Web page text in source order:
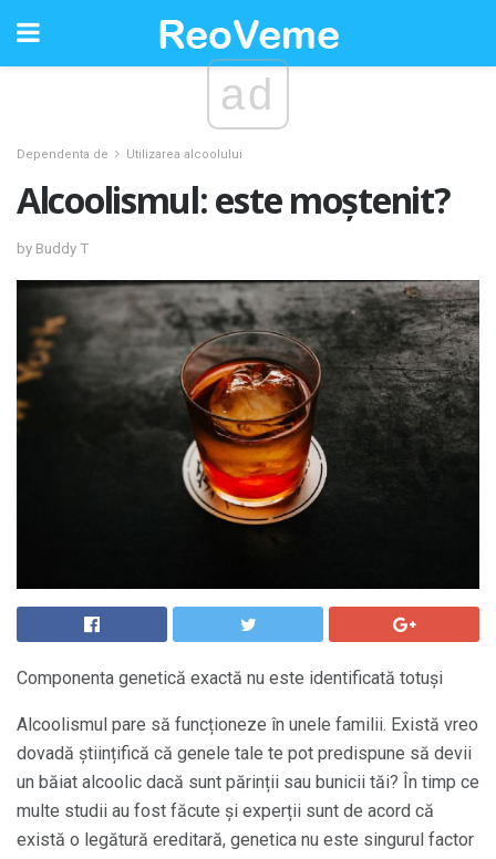
ad
Dependenta de Utilizarea alcoolului
Alcoolismul: este moștenit?
by Buddy T
Componenta genetică exactă nu este identificată totuși
Alcoolismul pare să funcționeze în unele familii. Există vreo
dovadă științifică că genele tale te pot predispune să devii
un băiat alcoolic dacă sunt părinții sau bunicii tăi? În timp ce
multe studii au fost făcute și experții sunt de acord că
există o legătură ereditară, genetica nu este singurul factor